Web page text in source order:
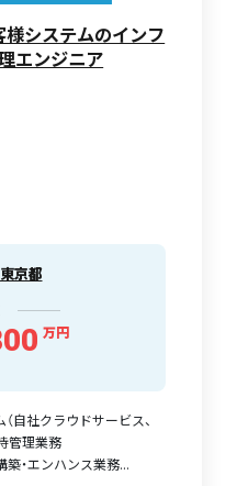
様システムのインフ
エンジニア
京都
万円
自社クラウドサービス、
管理業務
築・エンハンス業務...